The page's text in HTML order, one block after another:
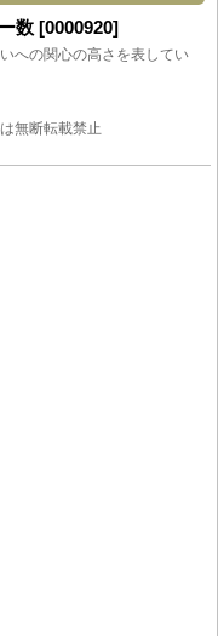
数 [0000920]
への関心の高さを表してい
無断転載禁止